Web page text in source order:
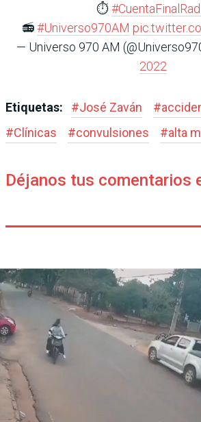
⏱
📻#Universo970AM
— Universo 970 AM
2022
Etiquetas: #José Zaván #
#Clínicas #convulsiones #alta
Déjanos tus comentarios